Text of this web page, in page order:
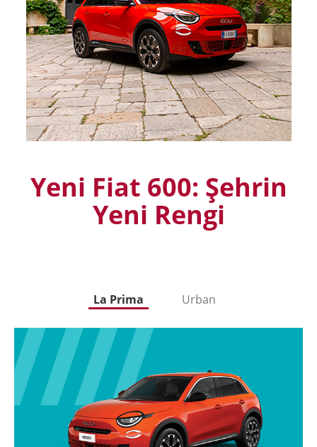
Yeni Fiat 600: Şehrin
Yeni Rengi
La Prima Urban